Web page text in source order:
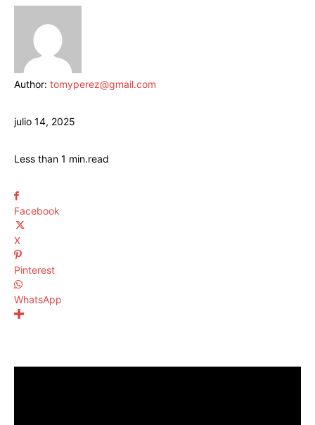
Author: tomyperez@gmail.com
julio 14, 2025
Less than 1 min.read
Facebook
X
Pinterest
WhatsApp